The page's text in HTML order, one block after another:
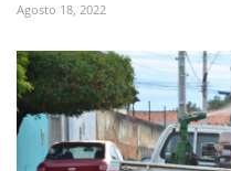
Agosto 18, 2022